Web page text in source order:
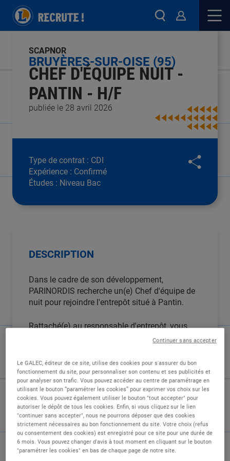
publiée le 28 avril 2026
CHEF D'ÉQUIPE NUIT -
PANTIN - H/F
BRUYÈRES-SUR-OISE (95)
SCAPNOR
Type de contrat : CDI
Expérience : Confirmé
Études : Niveau Bac
DESCRIPTION
Dans le cadre de son développement,
PARINORDIS recherche un(e) Chef d'équipe de
nuit pour rejoindre l'entrepôt situé à Pantin.
Rattaché(e) au responsable d'entrepôt, vous
prenez en charge une équipe de collaborateurs
de satisfaire nos magasins. Véritable pilier de
l'entrepôt, vous assurez la supervision
quotidienne des opérations et veillez à ce que
les équipes travaillent dans le respect des
procédures et des normes de sécurité.
Vous accueillez le personnel, vous assurez que
la tenue et le port des équipements de
protection individuelle sont respectés, et vous
Le GALEC, éditeur de ce site, utilise des cookies pour s'assurer du bon
fonctionnement du site, pour personnaliser son contenu et ses publicités et
pour analyser son trafic. Vous pouvez accéder au centre de paramétrage en
utilisant le bouton “paramétrer les cookies” pour exprimer vos choix sur les
cookies. Vous pouvez également utiliser le bouton "tout accepter" pour
autoriser le dépôt de tous les cookies. Enfin, si vous cliquez sur le lien
"continuer sans accepter", nous ne pourrons déposer que des cookies
strictement nécessaires au bon fonctionnement du site. Votre choix (refus
ou consentement des cookies) est enregistré pour ce site pour une durée de
6 mois. Vous pouvez changer d'avis à tout moment en cliquant sur le bouton
"paramétrer les cookies" en bas de chaque page de notre site.
Continuer sans accepter